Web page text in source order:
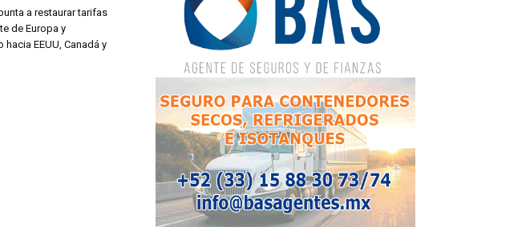
a restaurar tarifas
de Europa y
hacia EEUU, Canadá y